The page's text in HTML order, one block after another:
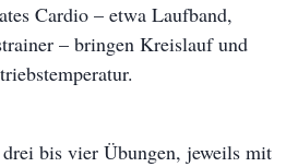
Cardio – etwa Laufband,
– bringen Kreislauf und
bis vier Übungen, jeweils mit